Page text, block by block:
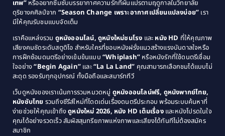
Comedy ตลก(515)
Coming of Age ก้าวพ้นวัย(1)
Coming-of-Age(3)
Community(1)
Crime อาชญากรรม(78)
1983
1982
1979
1978
1976
1975
1974
1971
1970
1969
1968
1964
1963
เทพ”หรืออยากซึมซับบรรยากาศความรักที่ผันแปรตามฤดูกาลในวิทยาลัย
ดุริยางคศิลป์จาก “Season Change เพราะอากาศเปลี่ยนแปลงบ่อย” เรา
มีให้คุณรับชมแบบจัดเต็ม
เราคือแหล่งรวม ดูหนังออนไลน์, ดูหนังใหม่ชนโรง และ หนัง HD ที่ให้คุณภาพ
เสียงคมชัดระดับสตูดิโอ สำหรับใครที่ชอบหนังฝรั่งแนวสร้างแรงบันดาลใจหรือ
การฝึกซ้อมดนตรีอย่างเข้มข้นแบบ “Whiplash” หรือหนังรักที่ใช้ดนตรีเชื่อม
ใจอย่าง“Begin Again” และ“La La Land” คุณสามารถเลือกชมได้แบบไม่
สะดุด รองรับทุกอุปกรณ์ ทั้งมือถือและสมาร์ททีวี
เว็บดูหนังของเราเน้นการรวมหมวดหมู่ ดูหนังออนไลน์ฟรี, ดูหนังพากย์ไทย,
หนังซับไทย รวมถึงซีรีส์ใหม่ที่โดดเด่นเรื่องดนตรีประกอบ พร้อมระบบค้นหาที่
ง่ายช่วยให้คุณเข้าถึงดูหนังใหม่ 2026, หนัง HD เต็มเรื่องและหนังโปรดในใจ
คุณได้อย่างรวดเร็ว สัมผัสสุนทรียภาพแห่งภาพและเสียงได้ทันทีไม่ต้องสมัคร
สมาชิก